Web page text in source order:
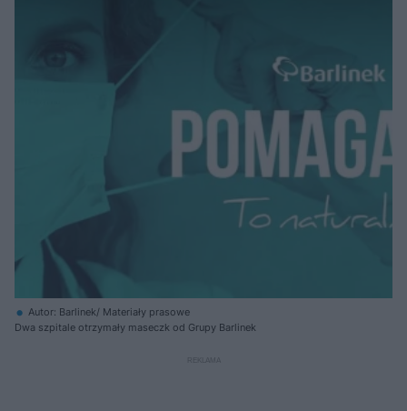
Autor: Barlinek/ Materiały prasowe
Dwa szpitale otrzymały maseczk od Grupy Barlinek